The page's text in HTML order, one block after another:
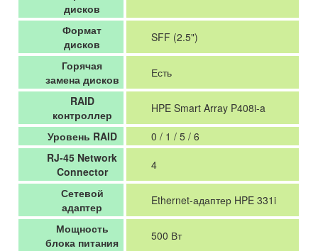
дисков
Формат
дисков
SFF (2.5")
Горячая
замена дисков
Есть
RAID
контроллер
HPE Smart Array P408i-a
Уровень RAID
0 / 1 / 5 / 6
RJ-45 Network
Connector
4
Сетевой
адаптер
Ethernet-адаптер HPE 331i
Мощность
блока питания
500 Вт